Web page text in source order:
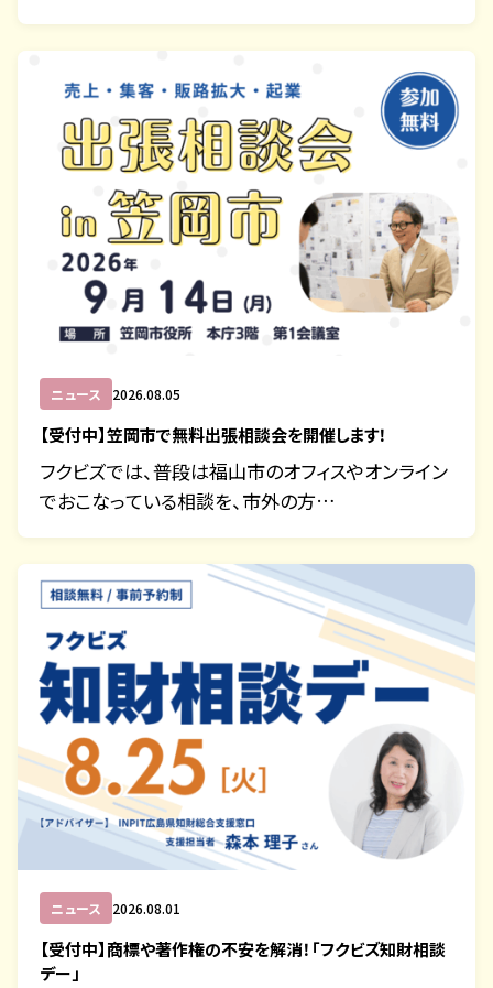
ニュース 2026.08.05
【受付中】笠岡市で無料出張相談会を開催します！
フクビズでは、普段は福山市のオフィスやオンライン
でおこなっている相談を、市外の方…
ニュース 2026.08.01
【受付中】商標や著作権の不安を解消！「フクビズ知財相談
デー」